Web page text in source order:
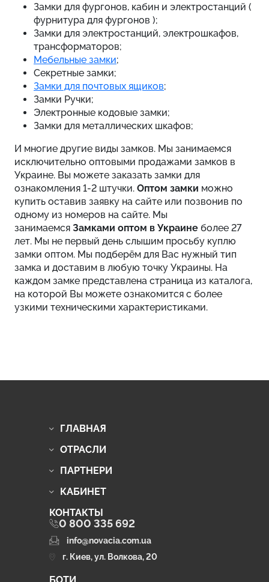
Замки для фургонов, кабин и электростанций (
фурнитура для фургонов );
Замки для электростанций, электрошкафов,
трансформаторов;
Мебельные замки;
Секретные замки;
Замки для почтовых ящиков;
Замки Ручки;
Электронные кодовые замки;
Замки для металлических шкафов;
И многие другие виды замков. Мы занимаемся
исключительно оптовыми продажами замков в
Украине. Вы можете заказать замки для
ознакомления 1-2 штучки. Оптом замки можно
купить оставив заявку на сайте или позвонив по
одному из номеров на сайте. Мы
занимаемся Замками оптом в Украине более 27
лет. Мы не первый день слышим просьбу куплю
замки оптом. Мы подберём для Вас нужный тип
замка и доставим в любую точку Украины. На
каждом замке представлена страница из каталога,
на которой Вы можете ознакомится с более
узкими техническими характеристиками.
ГЛАВНАЯ
ОТРАСЛИ
ПАРТНЕРИ
КАБИНЕТ
КОНТАКТЫ
0 800 335 692
info@novacia.com.ua
г. Киев, ул. Волкова, 20